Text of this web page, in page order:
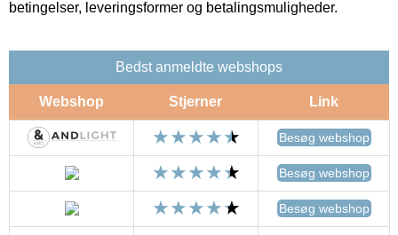
betingelser, leveringsformer og betalingsmuligheder.
Bedst anmeldte webshops
Webshop Stjerner Link
Besøg webshop
Besøg webshop
Besøg webshop